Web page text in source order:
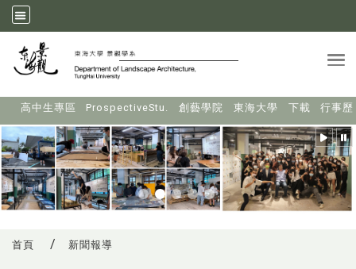
高中生專區 ProspectiveStu. 創藝學院 東海大學 下載 行事歷
首頁 新聞報導